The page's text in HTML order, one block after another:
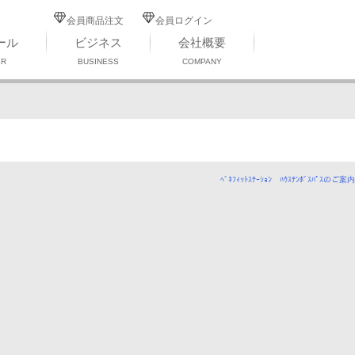
会員商品注文 会員ログイン
ル ビジネス
BUSINESS
会社概要
COMPANY
ﾍﾞﾈﾌｨｯﾄｽﾃｰｼｮﾝ ﾊｳｽﾃﾝﾎﾞｽﾊﾟｽのご案内